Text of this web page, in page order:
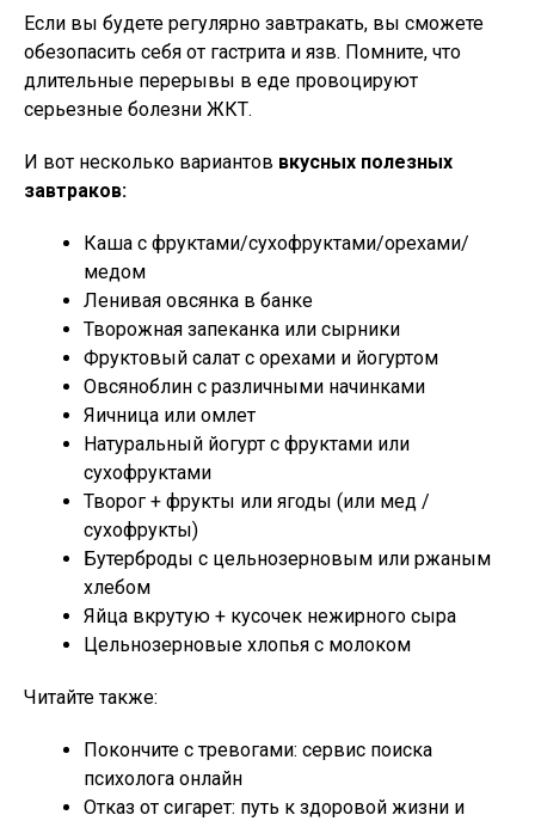
Если вы будете регулярно завтракать, вы сможете
обезопасить себя от гастрита и язв. Помните, что
длительные перерывы в еде провоцируют
серьезные болезни ЖКТ.
И вот несколько вариантов вкусных полезных
завтраков:
Каша с фруктами/сухофруктами/орехами/
медом
Ленивая овсянка в банке
Творожная запеканка или сырники
Фруктовый салат с орехами и йогуртом
Овсяноблин с различными начинками
Яичница или омлет
Натуральный йогурт с фруктами или
сухофруктами
Творог + фрукты или ягоды (или мед /
сухофрукты)
Бутерброды с цельнозерновым или ржаным
хлебом
Яйца вкрутую + кусочек нежирного сыра
Цельнозерновые хлопья с молоком
Читайте также:
Покончите с тревогами: сервис поиска
психолога онлайн
Отказ от сигарет: путь к здоровой жизни и